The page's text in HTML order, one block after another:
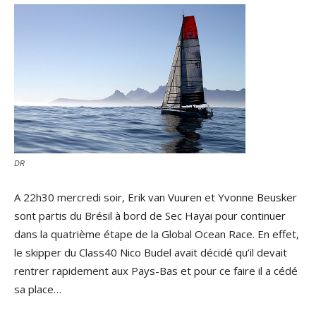
DR
A 22h30 mercredi soir, Erik van Vuuren et Yvonne Beusker
sont partis du Brésil à bord de Sec Hayai pour continuer
dans la quatrième étape de la Global Ocean Race. En effet,
le skipper du Class40 Nico Budel avait décidé qu’il devait
rentrer rapidement aux Pays-Bas et pour ce faire il a cédé
sa place…